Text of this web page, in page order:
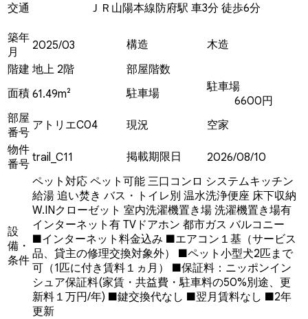
交通
ＪＲ山陽本線防府駅 車3分 徒歩6分
築年
月
2025/03 構造
木造
階建 地上 2階
部屋階数
面積 61.49m² 駐車場
駐車場
6600円
部屋
番号
アトリエC04 現況
空家
物件
番号 trail_C11 掲載期限日 2026/08/10
設
備・
条件
ペット対応 ペット可能 三口コンロ システムキッチン
給湯 追い焚き バス・トイレ別 温水洗浄便座 床下収納
W.INクローゼット 室内洗濯機置き場 洗濯機置き場有
インターネット有 TVドアホン 都市ガス バルコニー
■インターネット料金込み ■エアコン１基（サービス
品、貸主の修理交換対象外） ■ペット小型犬2匹まで
可（1匹に付き賃料１ヵ月） ■保証料：ニッポンイン
シュア保証料(家賃・共益費・駐車料の50%別途、更
新料１万円/年) ■鍵交換代なし ■翌月賃料なし ■2年
更新